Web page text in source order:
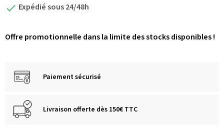
 Expédié sous 24/48h
Offre promotionnelle dans la limite des stocks disponibles !
Paiement sécurisé
Livraison offerte dès 150€ TTC